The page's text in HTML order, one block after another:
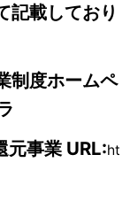
記載しており
制度ホームペ
元事業 URL:ht